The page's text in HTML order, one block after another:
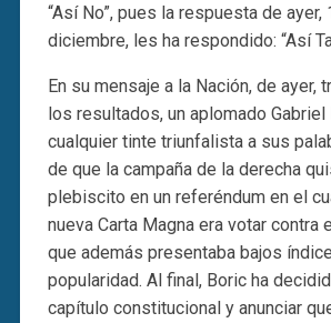
“Así No”, pues la respuesta de ayer,
diciembre, les ha respondido: “Así
En su mensaje a la Nación, de ayer,
los resultados, un aplomado
cualquier tinte triunfalista a sus
de que la campaña de la derecha
plebiscito en un referéndum en el
nueva Carta Magna era votar contra
que además presentaba bajos
popularidad. Al final, Boric ha
capítulo constitucional y anunciar